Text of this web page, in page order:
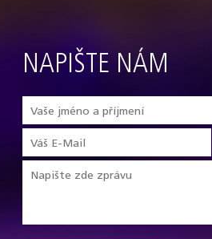
NAPIŠTE NÁM